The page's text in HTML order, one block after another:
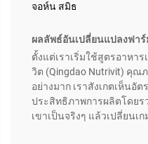
จอห์น สมิธ
ผลลัพธ์อันเปลี่ยนแปลงฟาร์
ตั้งแต่เราเริ่มใช้สูตรอาหา
วิต (Qingdao Nutrivit) คุณ
อย่างมาก เราสังเกตเห็นอั
ประสิทธิภาพการผลิตโดย
เขาเป็นจริงๆ แล้วเปลี่ยนเ